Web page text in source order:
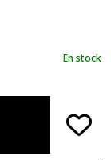
En stock